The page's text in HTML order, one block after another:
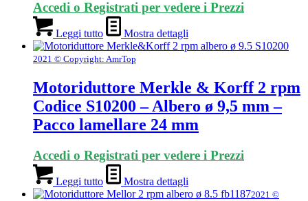
Accedi o Registrati per vedere i Prezzi
Leggi tutto Mostra dettagli
2021 © Copyright: AmrTop
Motoriduttore Merkle & Korff 2 rpm
Codice S10200 – Albero ø 9,5 mm –
Pacco lamellare 24 mm
Accedi o Registrati per vedere i Prezzi
Leggi tutto Mostra dettagli
2021 ©